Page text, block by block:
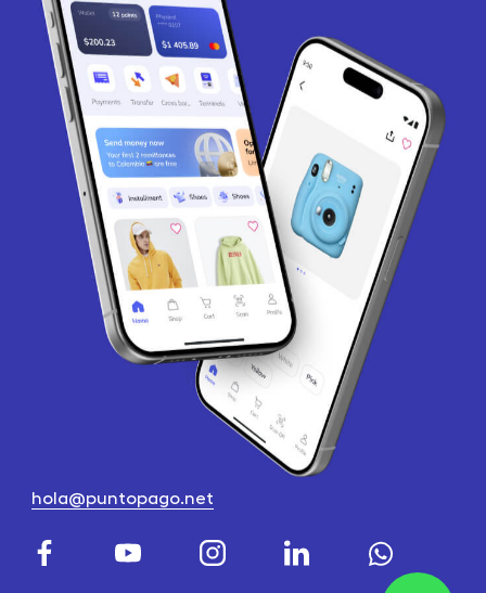
hola@puntopago.net